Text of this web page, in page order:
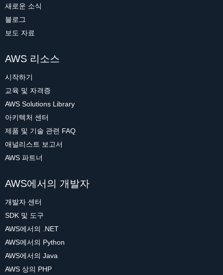
새로운 소식
블로그
보도 자료
AWS 리소스
시작하기
교육 및 자격증
AWS Solutions Library
아키텍처 센터
제품 및 기술 관련 FAQ
애널리스트 보고서
AWS 파트너
AWS에서의 개발자
개발자 센터
SDK 및 도구
AWS에서의 .NET
AWS에서의 Python
AWS에서의 Java
AWS 상의 PHP